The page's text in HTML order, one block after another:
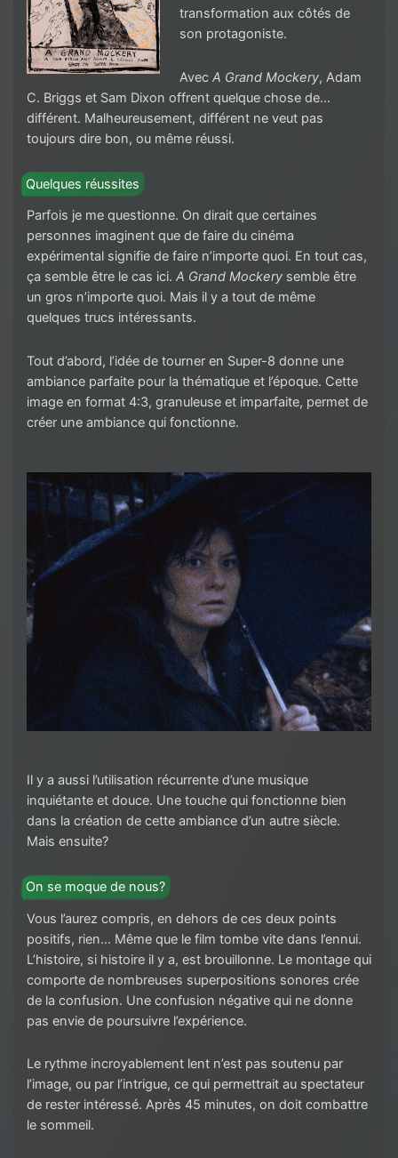
transformation aux côtés de
son protagoniste.
Avec A Grand Mockery, Adam
C. Briggs et Sam Dixon offrent quelque chose de…
différent. Malheureusement, différent ne veut pas
toujours dire bon, ou même réussi.
Quelques réussites
Parfois je me questionne. On dirait que certaines
personnes imaginent que de faire du cinéma
expérimental signifie de faire n’importe quoi. En tout cas,
ça semble être le cas ici. A Grand Mockery semble être
un gros n’importe quoi. Mais il y a tout de même
quelques trucs intéressants.
Tout d’abord, l’idée de tourner en Super-8 donne une
ambiance parfaite pour la thématique et l’époque. Cette
image en format 4:3, granuleuse et imparfaite, permet de
créer une ambiance qui fonctionne.
Il y a aussi l’utilisation récurrente d’une musique
inquiétante et douce. Une touche qui fonctionne bien
dans la création de cette ambiance d’un autre siècle.
Mais ensuite?
On se moque de nous?
Vous l’aurez compris, en dehors de ces deux points
positifs, rien… Même que le film tombe vite dans l’ennui.
L’histoire, si histoire il y a, est brouillonne. Le montage qui
comporte de nombreuses superpositions sonores crée
de la confusion. Une confusion négative qui ne donne
pas envie de poursuivre l’expérience.
Le rythme incroyablement lent n’est pas soutenu par
l’image, ou par l’intrigue, ce qui permettrait au spectateur
de rester intéressé. Après 45 minutes, on doit combattre
le sommeil.